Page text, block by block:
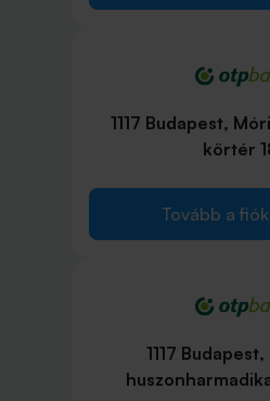
1117 Budapest,
körtér
Tovább a
1117